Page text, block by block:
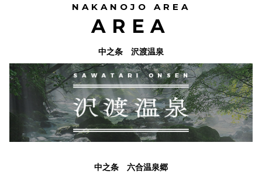
NAKANOJO AREA
AREA
中之条 沢渡温泉
中之条 六合温泉郷